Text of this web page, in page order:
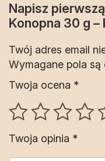
Napisz
Konopna 30 g
Twój adres email
Wymagane pola są
Twoja ocena *
Twoja opinia *